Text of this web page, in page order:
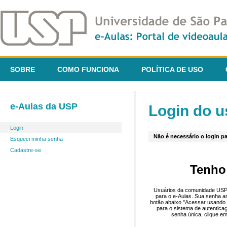
SOBRE COMO FUNCIONA POLÍTICA DE USO
e-Aulas da USP
Login
Esqueci minha senha
Cadastre-se
Login do
Não é necessário o login
Usuários da comunidade
para o e-Aulas. Sua senha
botão abaixo "Acessar
para o sistema de
senha única, clique